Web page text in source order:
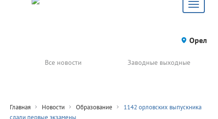
Toggle
Орел
Все новости Заводные выходные
Главная Новости Образование
1142 орловских выпускника
сдали первые экзамены